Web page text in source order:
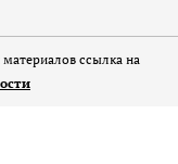
ссылка на